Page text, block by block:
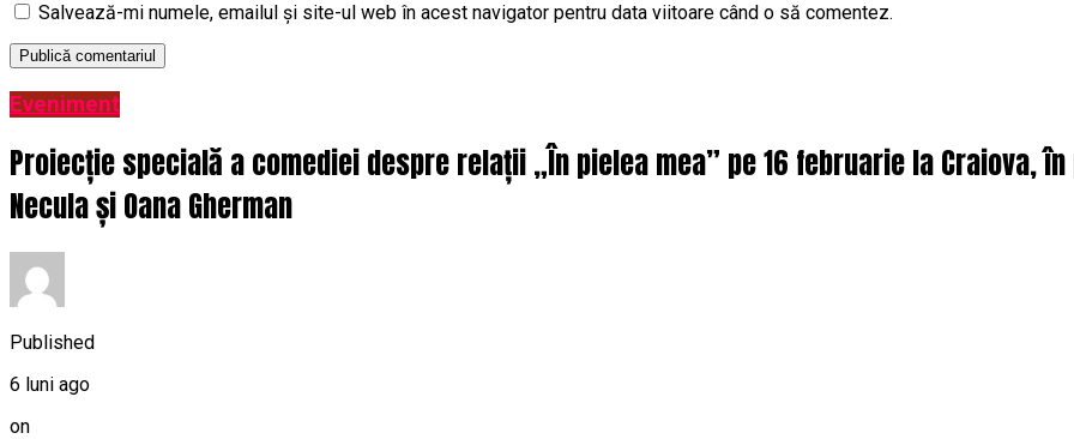
Salvează-mi numele, emailul și site-ul web în acest navigator pentru data viitoare când o să comentez.
Eveniment
Proiecție specială a comediei despre relații „În pielea mea” pe 16 februarie la Craiova,
Necula și Oana Gherman
Published
6 luni ago
on